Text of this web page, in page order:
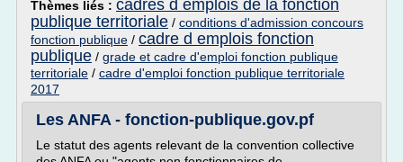
Thèmes liés : cadres d emplois de la fonction
publique territoriale / conditions d'admission concours
fonction publique / cadre d emplois fonction
publique / grade et cadre d'emploi fonction publique
territoriale / cadre d'emploi fonction publique territoriale
2017
Les ANFA - fonction-publique.gov.pf
Le statut des agents relevant de la convention collective